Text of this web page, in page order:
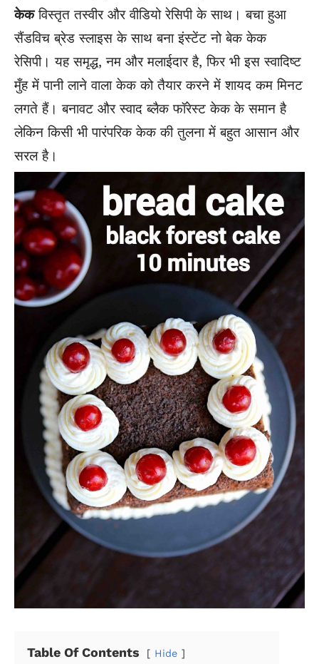
केकविस्तृत तस्वीर और वीडियो रेसिपी के साथ। बचा हुआ
सैंडविच ब्रेड स्लाइस के साथ बना इंस्टेंट नो बेक केक
रेसिपी। यह समृद्ध, नम और मलाईदार है, फिर भी इस स्वादिष्ट
मुँह में पानी लाने वाला केक को तैयार करने में शायद कम मिनट
लगते हैं। बनावट और स्वाद ब्लैक फॉरेस्ट केक के समान है
लेकिन किसी भी पारंपरिक केक की तुलना में बहुत आसान और
सरल है।
Table Of Contents Hide